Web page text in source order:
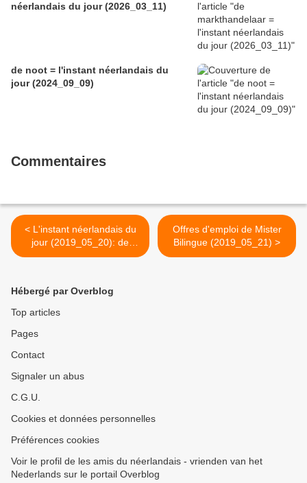
néerlandais du jour (2026_03_11)
de noot = l'instant néerlandais du
jour (2024_09_09)
Commentaires
< L'instant néerlandais du
jour (2019_05_20): de
voorzitter van de Europese
Offres d'emploi de Mister
Bilingue (2019_05_21) >
Hébergé par Overblog
Top articles
Pages
Contact
Signaler un abus
C.G.U.
Cookies et données personnelles
Préférences cookies
Voir le profil de les amis du néerlandais - vrienden van het
Nederlands sur le portail Overblog